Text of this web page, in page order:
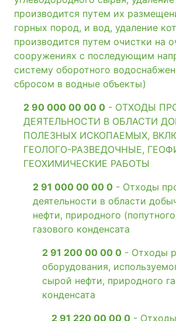
производится путем их
горных пород, и вод, удаление
производится путем очистки на
сооружениях с последующим
систему оборотного
сбросом в водные объекты)
2 90 000 00 00 0 - ОТХОДЫ
ДЕЯТЕЛЬНОСТИ В ОБЛАСТИ
ПОЛЕЗНЫХ ИСКОПАЕМЫХ,
ГЕОЛОГО-РАЗВЕДОЧНЫЕ,
ГЕОХИМИЧЕСКИЕ РАБОТЫ
2 91 000 00 00 0 - Отходы
деятельности в области
нефти, природного
газового конденсата
2 91 200 00 00 0 - Отходы
оборудования,
сырой нефти, природного
конденсата
2 91 220 00 00 0 -